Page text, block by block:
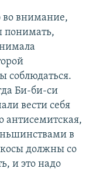
во внимание,
понимать,
Би-би-си
вести себя
антисемитская,
в
должны со
и это надо